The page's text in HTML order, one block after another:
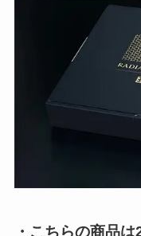
・こちらの商品